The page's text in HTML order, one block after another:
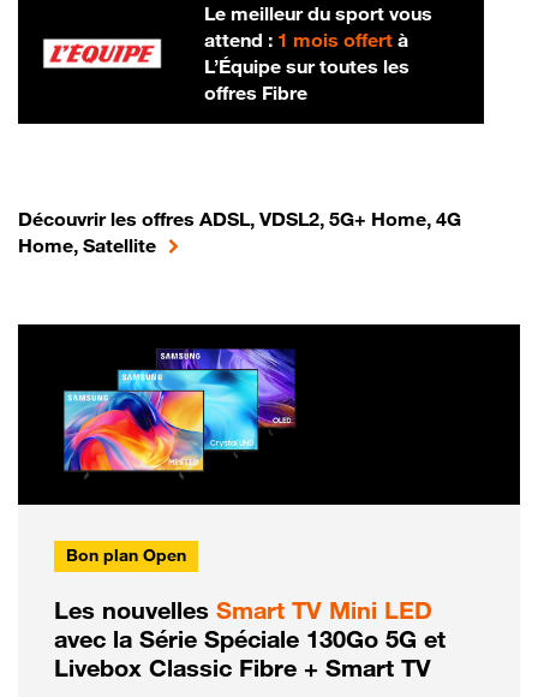
Le meilleur du sport vous
attend : 1 mois offertà
L’Équipe sur toutes les
offres Fibre
Découvrir les offres ADSL, VDSL2, 5G+ Home, 4G
Home, Satellite
Bon plan Open
Les nouvelles Smart TV Mini LED
avec la Série Spéciale 130Go 5G et
Livebox Classic Fibre + Smart TV